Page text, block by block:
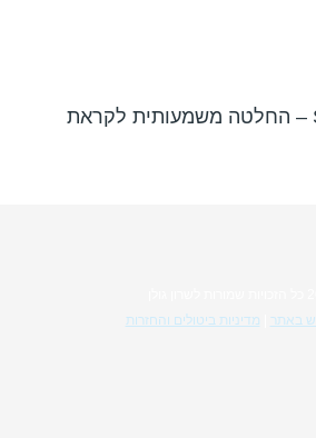
Studio Vlog 008 – החלטה משמעותית לקראת
באתר
מדיניות ביטולים והחזרות